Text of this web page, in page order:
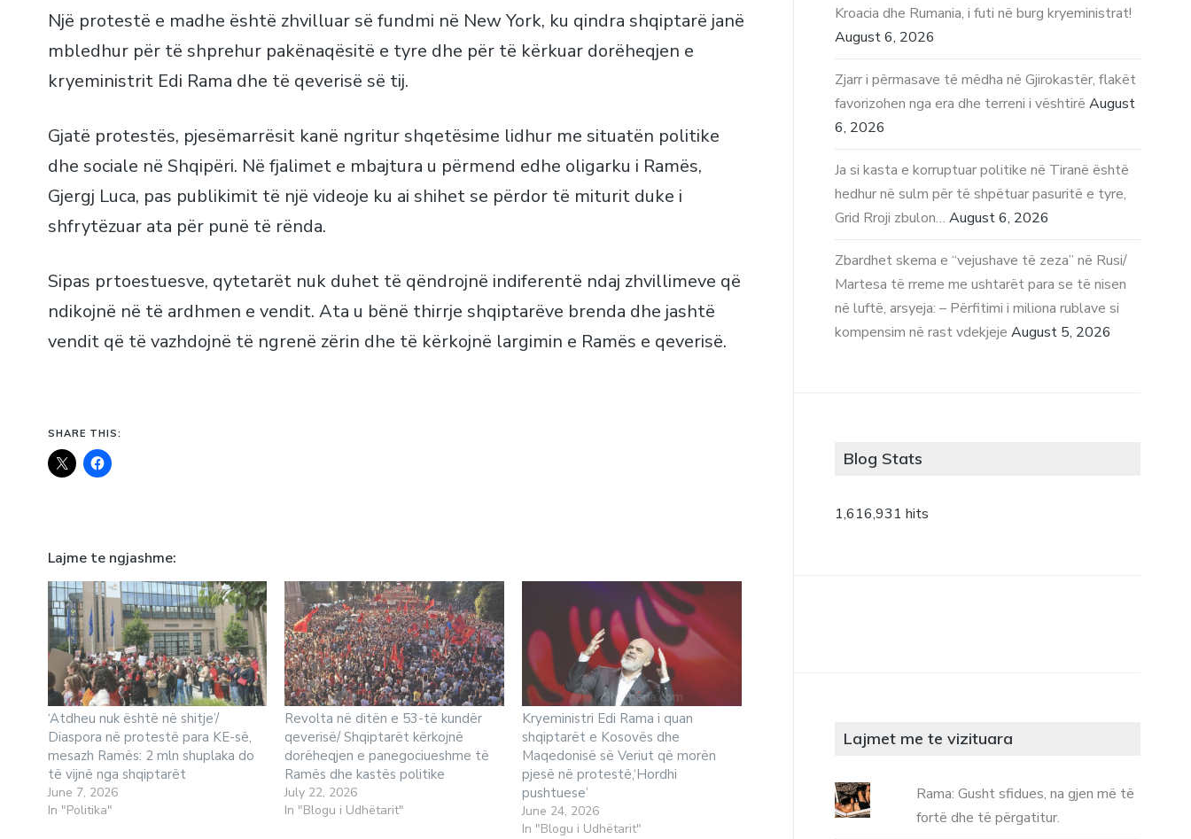
Një protestë e madhe është zhvilluar së fundmi në New York, ku qindra shqiptarë janë
mbledhur për të shprehur pakënaqësitë e tyre dhe për të kërkuar dorëheqjen e
kryeministrit Edi Rama dhe të qeverisë së tij.
Gjatë protestës, pjesëmarrësit kanë ngritur shqetësime lidhur me situatën politike
dhe sociale në Shqipëri. Në fjalimet e mbajtura u përmend edhe oligarku i Ramës,
Gjergj Luca, pas publikimit të një videoje ku ai shihet se përdor të miturit duke i
shfrytëzuar ata për punë të rënda.
Sipas prtoestuesve, qytetarët nuk duhet të qëndrojnë indiferentë ndaj zhvillimeve që
ndikojnë në të ardhmen e vendit. Ata u bënë thirrje shqiptarëve brenda dhe jashtë
vendit që të vazhdojnë të ngrenë zërin dhe të kërkojnë largimin e Ramës e qeverisë.
SHARE THIS:
Lajme te ngjashme
‘Atdheu nuk është në shitje’/
Diaspora në protestë para KE-së,
mesazh Ramës: 2 mln shuplaka do
të vijnë nga shqiptarët
June 7, 2026
In "Politika"
Revolta në ditën e 53-të kundër
qeverisë/ Shqiptarët kërkojnë
dorëheqjen e panegociueshme të
Ramës dhe kastës politike
July 22, 2026
In "Blogu i Udhëtarit"
Kryeministri Edi Rama i quan
shqiptarët e Kosovës dhe
Maqedonisë së Veriut që morën
pjesë në protestë,‘Hordhi
pushtuese’
June 24, 2026
In "Blogu i Udhëtarit"
Kroacia dhe Rumania, i futi në burg kryeministrat!
August 6, 2026
Zjarr i përmasave të mëdha në Gjirokastër, flakët
favorizohen nga era dhe terreni i vështirë August
6, 2026
Ja si kasta e korruptuar politike në Tiranë është
hedhur në sulm për të shpëtuar pasuritë e tyre,
Grid Rroji zbulon… August 6, 2026
Zbardhet skema e “vejushave të zeza” në Rusi/
Martesa të rreme me ushtarët para se të nisen
në luftë, arsyeja: – Përfitimi i miliona rublave si
kompensim në rast vdekjeje August 5, 2026
Blog Stats
1,616,931 hits
Lajmet me te vizituara
Rama: Gusht sfidues, na gjen më të
fortë dhe të përgatitur.